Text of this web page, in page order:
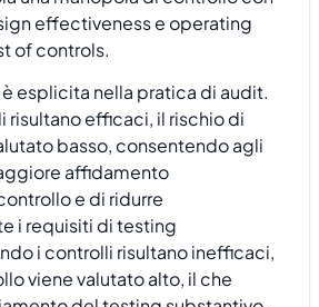
esplicita nella pratica di audit.
risultano efficaci, il rischio di
basso, consentendo agli
affidamento
e di ridurre
i requisiti di testing
i controlli risultano inefficaci,
viene valutato alto, il che